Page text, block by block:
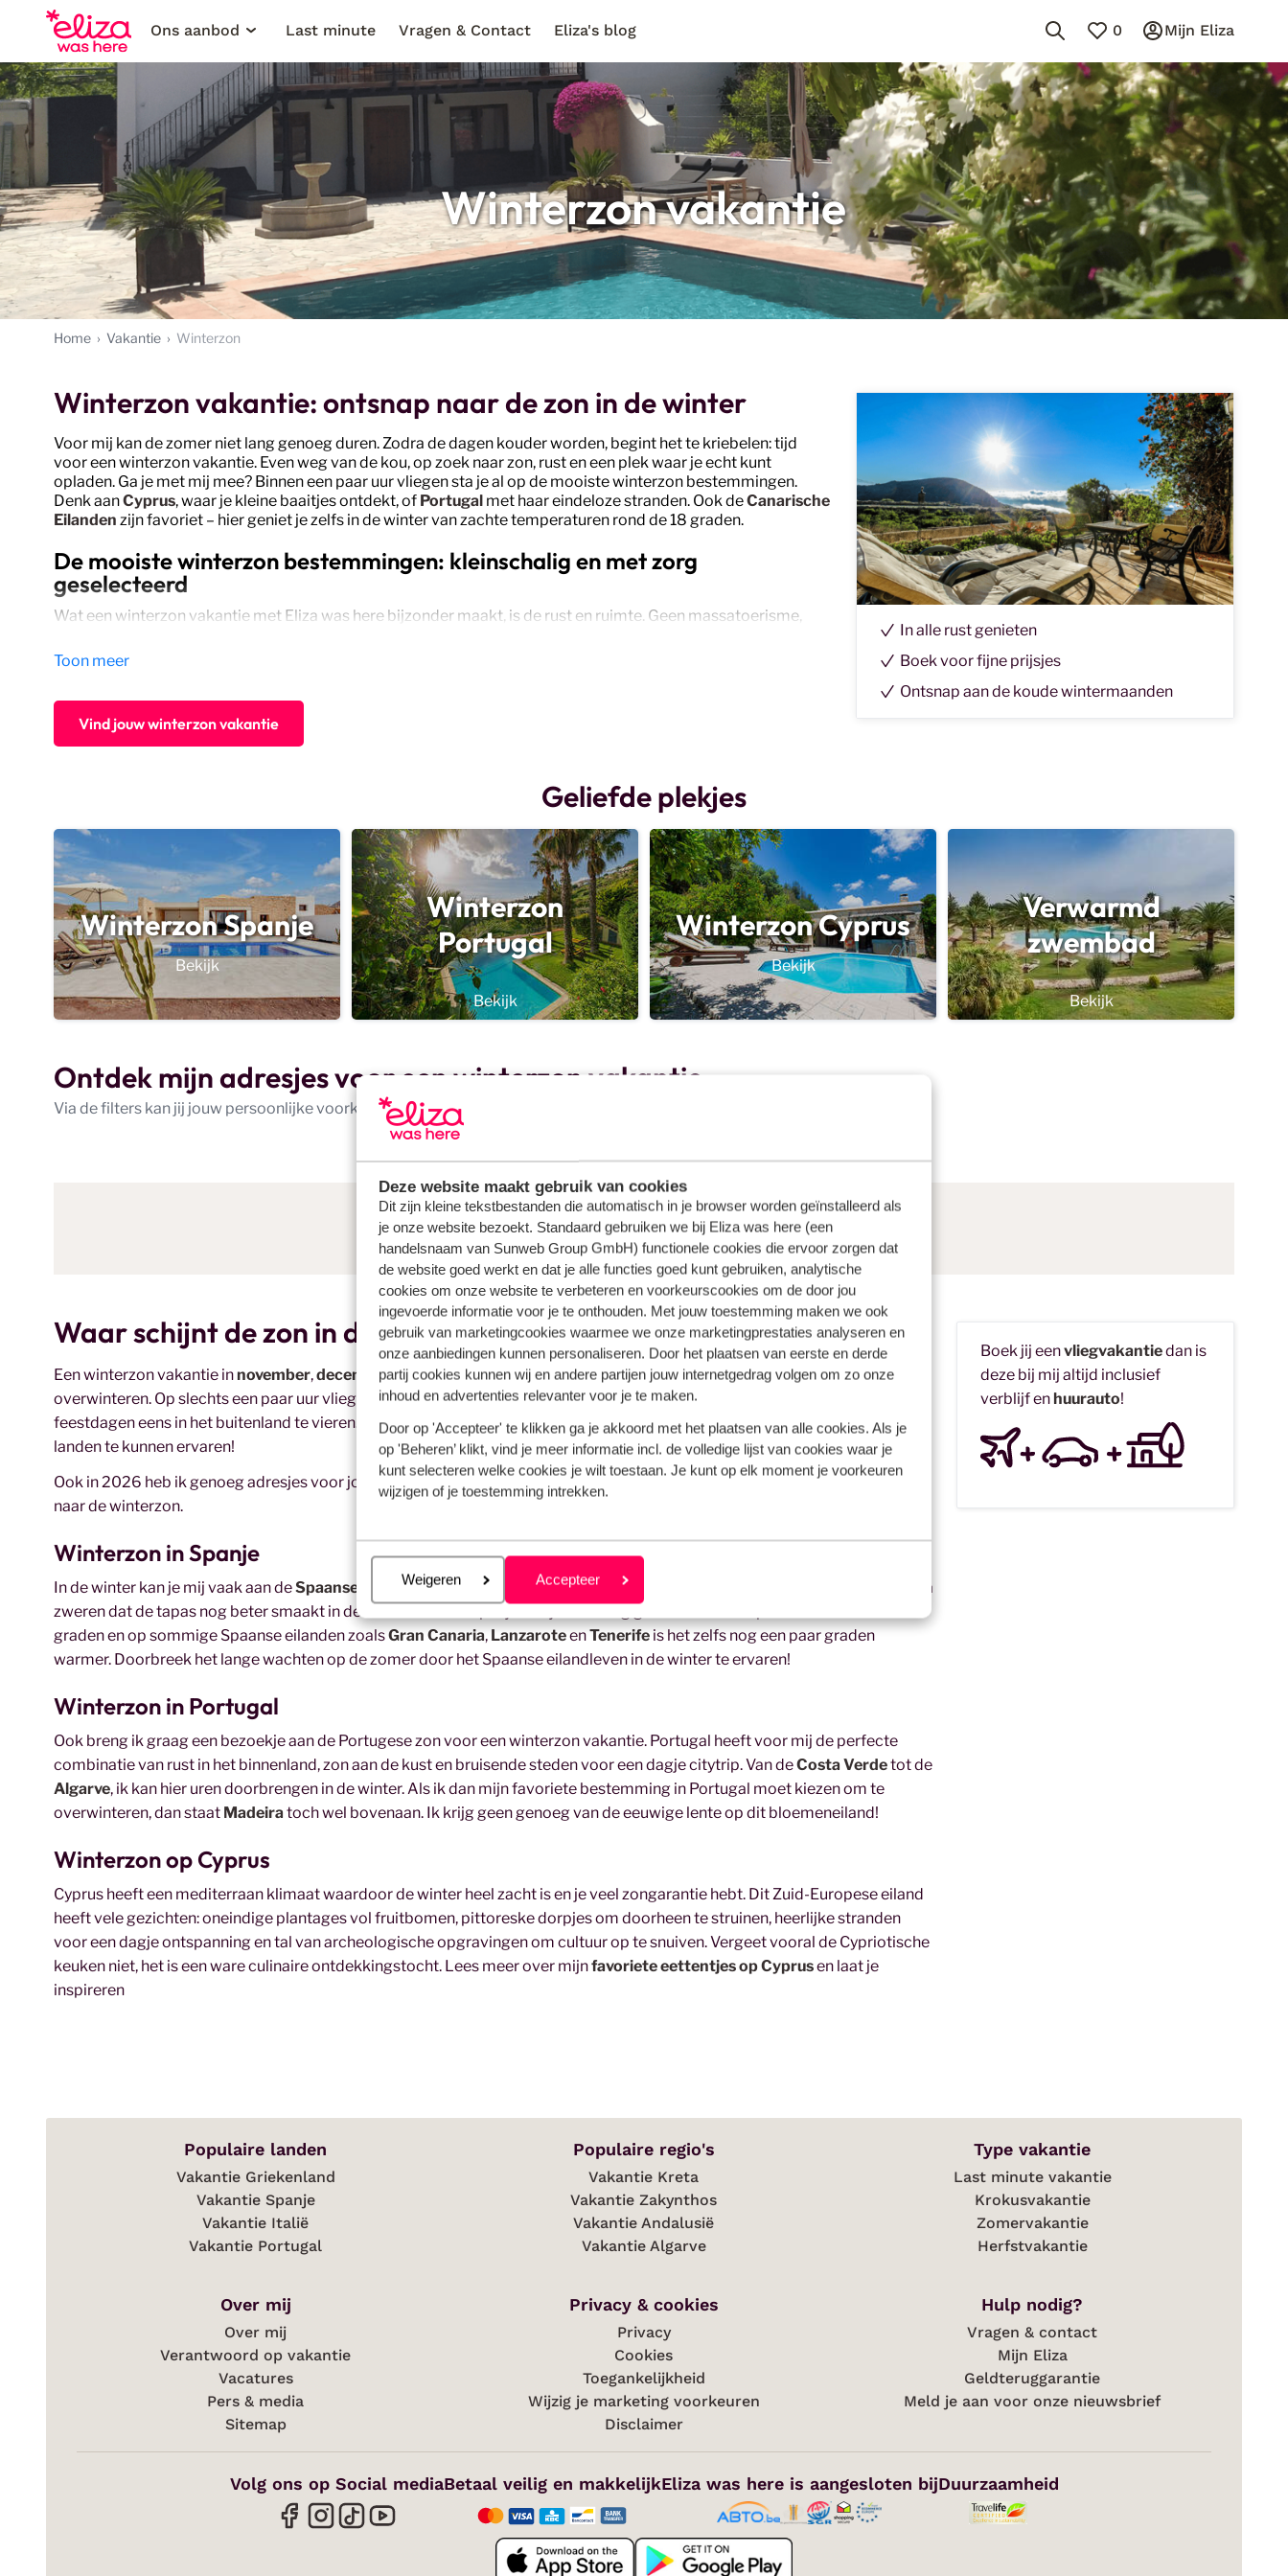
Deze website maakt gebruik van cookies
Dit zijn kleine tekstbestanden die automatisch in je browser worden geïnstalleerd als
je onze website bezoekt. Standaard gebruiken we bij Eliza was here (een
handelsnaam van Sunweb Group GmbH) functionele cookies die ervoor zorgen dat
de website goed werkt en dat je alle functies goed kunt gebruiken, analytische
cookies om onze website te verbeteren en voorkeurscookies om de door jou
ingevoerde informatie voor je te onthouden. Met jouw toestemming maken we ook
gebruik van marketingcookies waarmee we onze marketingprestaties analyseren en
onze aanbiedingen kunnen personaliseren. Door het plaatsen van eerste en derde
partij cookies kunnen wij en andere partijen jouw internetgedrag volgen om zo onze
inhoud en advertenties relevanter voor je te maken.
Door op 'Accepteer' te klikken ga je akkoord met het plaatsen van alle cookies. Als je
op 'Beheren’ klikt, vind je meer informatie incl. de volledige lijst van cookies waar je
kunt selecteren welke cookies je wilt toestaan. Je kunt op elk moment je voorkeuren
wijzigen of je toestemming intrekken.
Beheren
Weigeren Accepteer
Ons aanbod
Last minute Vragen & Contact Eliza's blog 0 Mijn Eliza
Winterzon vakantie
Home Vakantie Winterzon
Winterzon vakantie: ontsnap naar de zon in de winter
Voor mij kan de zomer niet lang genoeg duren. Zodra de dagen kouder worden, begint het te kriebelen: tijd
voor een winterzon vakantie. Even weg van de kou, op zoek naar zon, rust en een plek waar je echt kunt
opladen. Ga je met mij mee? Binnen een paar uur vliegen sta je al op de mooiste winterzon bestemmingen.
Denk aanCyprus, waar je kleine baaitjes ontdekt, of Portugal met haar eindeloze stranden. Ook deCanarische
Eilanden zijn favoriet – hier geniet je zelfs in de winter van zachte temperaturen rond de 18 graden.
De mooiste winterzon bestemmingen: kleinschalig en met zorg
geselecteerd
Wat een winterzon vakantie met Eliza was here bijzonder maakt, is de rust en ruimte. Geen massatoerisme,
hosts die je graag hun favoriete adresjes laten zien. Je begint je dag met ontbijt in de zon, ontdekt verborgen
plekjes en sluit af met een goed glas wijn op je eigen terras. Precies zoals vakantie bedoeld is.
Niet alleen in de winter, maar ook in de
drukte en geniet van een ontspannen sfeer op jouw bestemming.
Toon meer
Vind jouw winterzon vakantie
In alle rust genieten
Boek voor fijne prijsjes
Ontsnap aan de koude wintermaanden
Geliefde plekjes
Winterzon Spanje
Bekijk
Winterzon
Portugal
Bekijk
Winterzon Cyprus
Bekijk
Verwarmd
zwembad
Bekijk
Ontdek mijn adresjes voor een winterzon vakantie
Via de filters kan jij jouw persoonlijke voorkeuren aangeven.
Waar schijnt de zon in de winter?
Een winterzon vakantie innovember,december,januari,februari of maart? Er zijn in Europa genoeg warme landen om te
overwinteren. Op slechts een paar uur vliegen ben jij al op een zonnig plekje, ver weg van de massa. Ik raad je aan om de
feestdagen eens in het buitenland te vieren. Niets is zo leuk als reizen in de kerstvakantie om zo de de tradities van andere
landen te kunnen ervaren!
Ook in 2026 heb ik genoeg adresjes voor jouw winterzon vakantie en natuurlijk kan jij ook bij mij terecht voor
naar de winterzon.
Winterzon in Spanje
In de winter kan je mij vaak aan deSpaanse Costa'svinden. Het is inmiddels mijn tweede thuishaven geworden en ik kan bijna
zweren dat de tapas nog beter smaakt in de winter! In Zuid-Spanje kan je vaak nog genieten van temperaturen boven de 17
graden en op sommige Spaanse eilanden zoalsGran Canaria, LanzaroteenTenerife is het zelfs nog een paar graden
warmer. Doorbreek het lange wachten op de zomer door het Spaanse eilandleven in de winter te ervaren!
Winterzon in Portugal
Ook breng ik graag een bezoekje aan de Portugese zon voor een winterzon vakantie. Portugal heeft voor mij de perfecte
combinatie van rust in het binnenland, zon aan de kust en bruisende steden voor een dagje citytrip. Van deCosta Verdetot de
Algarve, ik kan hier uren doorbrengen in de winter. Als ik dan mijn favoriete bestemming in Portugal moet kiezen om te
overwinteren, dan staat Madeira toch wel bovenaan. Ik krijg geen genoeg van de eeuwige lente op dit bloemeneiland!
Winterzon op Cyprus
Cyprus heeft een mediterraan klimaat waardoor de winter heel zacht is en je veel zongarantie hebt. Dit Zuid-Europese eiland
heeft vele gezichten: oneindige plantages vol fruitbomen, pittoreske dorpjes om doorheen te struinen, heerlijke stranden
voor een dagje ontspanning en tal van archeologische opgravingen om cultuur op te snuiven. Vergeet vooral de Cypriotische
keuken niet, het is een ware culinaire ontdekkingstocht. Lees meer over mijnfavoriete eettentjes op Cyprusen laat je
inspireren
Boek jij eenvliegvakantiedan is
deze bij mij altijd inclusief
verblijf en huurauto!
Populaire landen
Vakantie Griekenland
Vakantie Spanje
Vakantie Italië
Vakantie Portugal
Populaire regio's
Vakantie Kreta
Vakantie Zakynthos
Vakantie Andalusië
Vakantie Algarve
Type vakantie
Last minute vakantie
Krokusvakantie
Zomervakantie
Herfstvakantie
Over mij
Over mij
Verantwoord op vakantie
Vacatures
Pers & media
Sitemap
Privacy & cookies
Privacy
Cookies
Toegankelijkheid
Wijzig je marketing voorkeuren
Disclaimer
Hulp nodig?
Vragen & contact
Mijn Eliza
Geldteruggarantie
Meld je aan voor onze nieuwsbrief
Volg ons op Social mediaBetaal veilig en makkelijkEliza was here is aangesloten bijDuurzaamheid